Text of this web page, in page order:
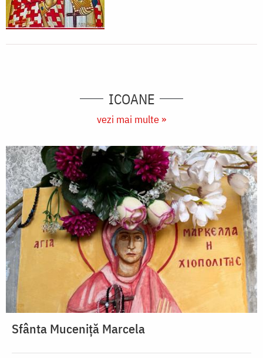
ICOANE
vezi mai multe »
Sfânta Muceniță Marcela